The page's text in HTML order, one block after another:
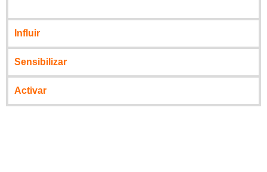
Influir
Sensibilizar
Activar